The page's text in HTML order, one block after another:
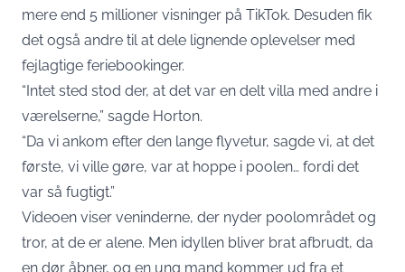
mere end 5 millioner visninger på TikTok. Desuden fik
det også andre til at dele lignende oplevelser med
fejlagtige feriebookinger.
“Intet sted stod der, at det var en delt villa med andre i
værelserne,” sagde Horton.
“Da vi ankom efter den lange flyvetur, sagde vi, at det
første, vi ville gøre, var at hoppe i poolen… fordi det
var så fugtigt.”
Videoen viser veninderne, der nyder poolområdet og
tror, at de er alene. Men idyllen bliver brat afbrudt, da
en dør åbner, og en ung mand kommer ud fra et